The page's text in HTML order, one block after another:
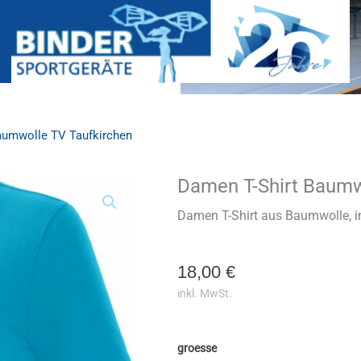
TV Taufkirchen
Damen T-Shirt
Damen T-Shirt aus Baumwolle,
18,00 €
inkl. MwSt.
groesse
Damen
Shirt
Menge